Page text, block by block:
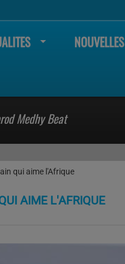
NOUVELLES
Medhy Beat
qui aime l'Afrique
AIME L'AFRIQUE